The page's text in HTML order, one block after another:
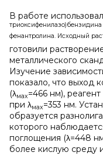
В работе
фенантролина. Исходный
готовили
металлического
Изучение
показало, что выход
(λмах=466 нм),
при λмах=353 нм.
образуется
которого
поглощения (λ=448
более кислую среду